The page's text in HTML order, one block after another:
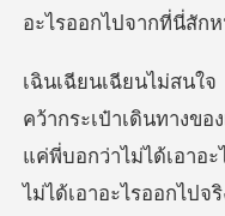
งขอ
แค่พี่บอกว่าไม่ได้เอาอะ